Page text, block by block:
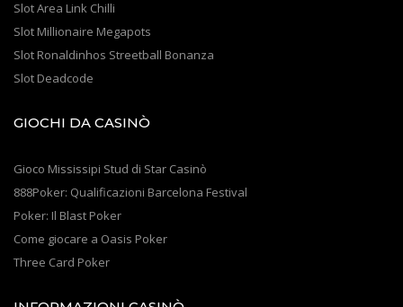
Slot Area Link Chilli
Slot Millionaire Megapots
Slot Ronaldinhos Streetball Bonanza
Slot Deadcode
GIOCHI DA CASINÒ
Gioco Mississipi Stud di Star Casinò
888Poker: Qualificazioni Barcelona Festival
Poker: Il Blast Poker
Come giocare a Oasis Poker
Three Card Poker